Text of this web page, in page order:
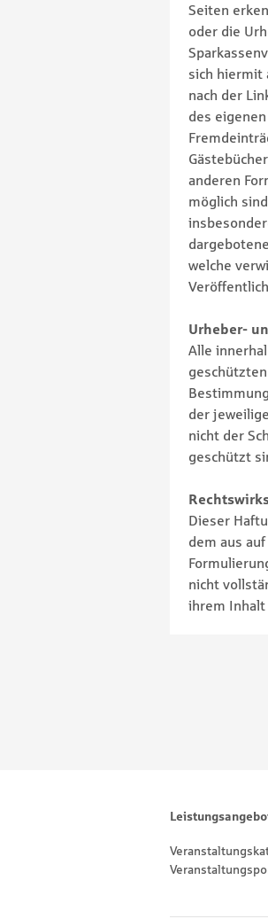
Seiten
oder die
sich hiermit
nach der
des
anderen
möglich
welche
Urheber-
Alle
der
nicht der
geschützt
Dieser
dem aus
nicht
ihrem